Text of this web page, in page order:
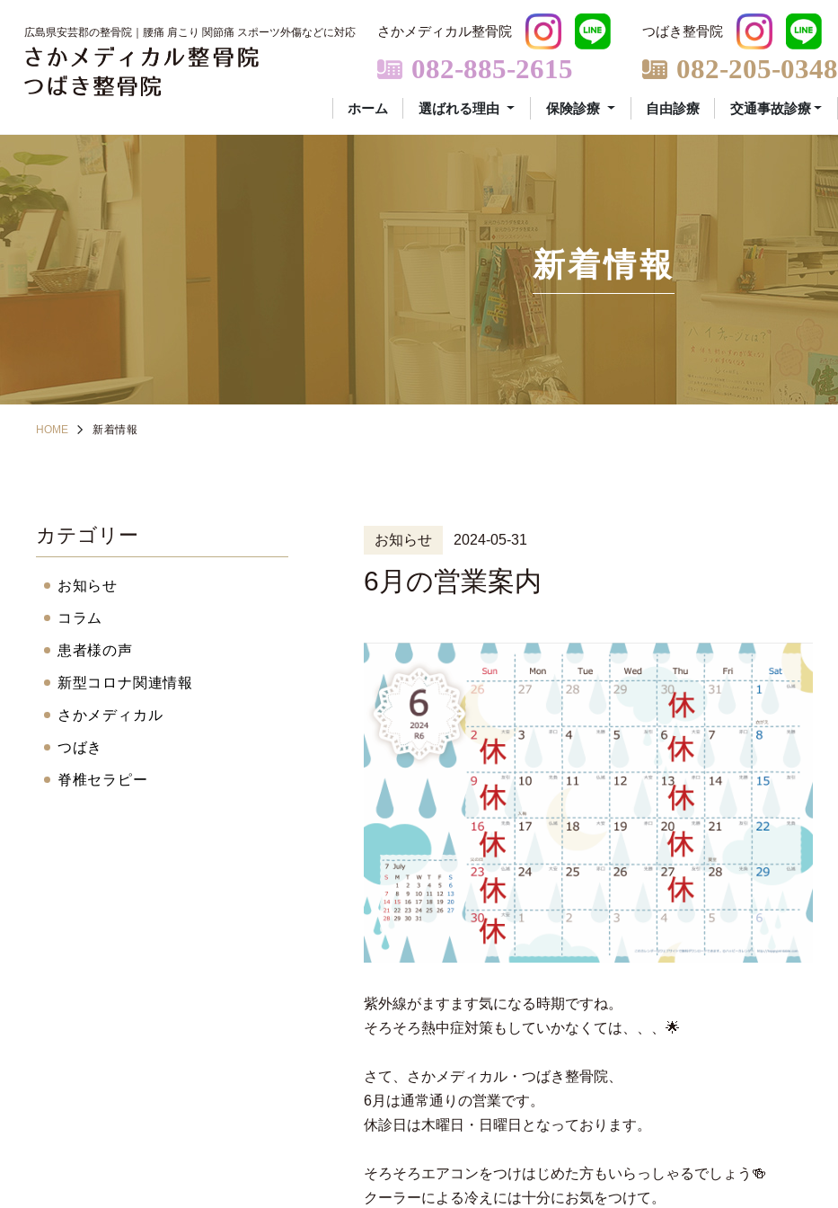
広島県安芸郡の整⾻院｜腰痛 肩こり 関節痛 スポーツ外傷などに対応 さかメディカル整骨院
082-885-2615
つばき整骨院
082-205-0348
ホーム 選ばれる理由 保険診療 自由診療 交通事故診療
新着情報
HOME 新着情報
カテゴリー
お知らせ
コラム
患者様の声
新型コロナ関連情報
さかメディカル
つばき
脊椎セラピー
お知らせ 2024-05-31
6月の営業案内
紫外線がますます気になる時期ですね。
そろそろ熱中症対策もしていかなくては、、、🌟
さて、さかメディカル・つばき整骨院、
6月は通常通りの営業です。
休診日は木曜日・日曜日となっております。
そろそろエアコンをつけはじめた方もいらっしゃるでしょう🍻
クーラーによる冷えには十分にお気をつけて。